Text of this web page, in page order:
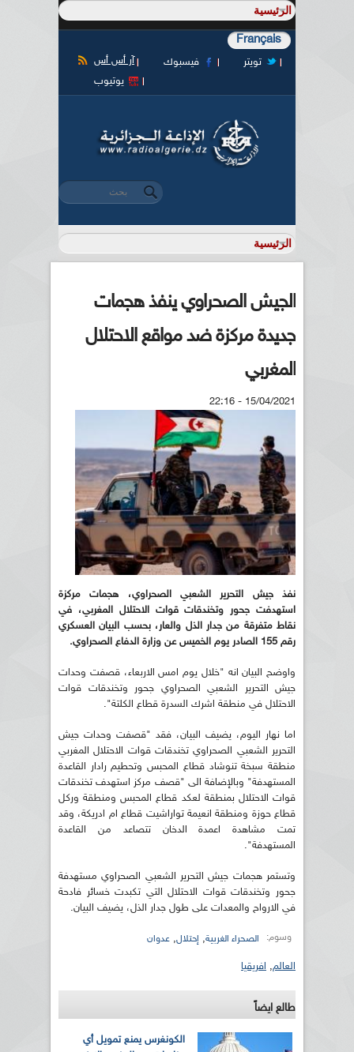
Français
آر أس أس فيسبوك
تويتر
يوتيوب
استمارة البحث
‏بحث ‏
الجيش الصحراوي ينفذ هجمات
جديدة مركزة ضد مواقع الاحتلال
المغربي
15/04/2021 - 22:16
نفذ جيش التحرير الشعبي الصحراوي، هجمات مركزة
استهدفت جحور وتخندقات قوات الاحتلال المغربي، في
نقاط متفرقة من جدار الذل والعار، بحسب البيان العسكري
رقم 155 الصادر يوم الخميس عن وزارة الدفاع الصحراوي.
واوضح البيان انه "خلال يوم امس الاربعاء، قصفت وحدات
جيش التحرير الشعبي الصحراوي جحور وتخندقات قوات
الاحتلال في منطقة اشرك السدرة قطاع الكلتة".
اما نهار اليوم، يضيف البيان، فقد "قصفت وحدات جيش
التحرير الشعبي الصحراوي تخندقات قوات الاحتلال المغربي
منطقة سبخة تنوشاد قطاع المحبس وتحطيم رادار القاعدة
المستهدفة" وبالإضافة الى "قصف مركز استهدف تخندقات
قوات الاحتلال بمنطقة لعكد قطاع المحبس ومنطقة وركل
قطاع حوزة ومنطقة انعيمة تواراشيت قطاع ام ادريكة، وقد
تمت مشاهدة اعمدة الدخان تتصاعد من القاعدة
المستهدفة".
وتستمر هجمات جيش التحرير الشعبي الصحراوي مستهدفة
جحور وتخندقات قوات الاحتلال التي تكبدت خسائر فادحة
في الارواح والمعدات على طول جدار الذل، يضيف البيان.
وسوم: الصحراء الغربية, إحتلال, عدوان
العالم, افريقيا
طالع ايضاً
الكونغرس يمنع تمويل أي